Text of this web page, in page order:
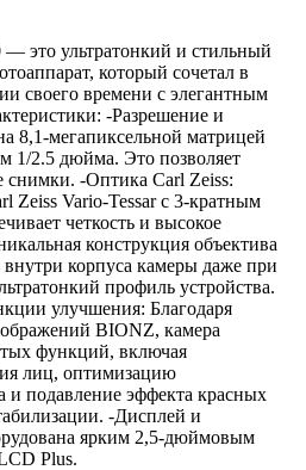
это ультратонкий и стильный
который сочетал в
своего времени с элегантным
-Разрешение и
8,1-мегапиксельной матрицей
1/2.5 дюйма. Это позволяет
снимки. -Оптика Carl Zeiss:
Zeiss Vario-Tessar с 3-кратным
четкость и высокое
конструкция объектива
внутри корпуса камеры даже при
профиль устройства.
улучшения: Благодаря
BIONZ, камера
функций, включая
лиц, оптимизацию
и подавление эффекта красных
-Дисплей и
ярким 2,5-дюймовым
Plus.